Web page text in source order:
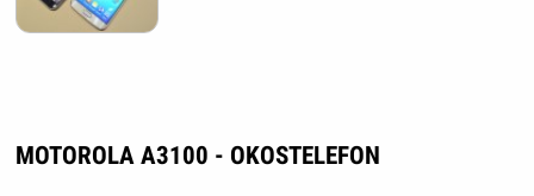
MOTOROLA A3100 - OKOSTELEFON